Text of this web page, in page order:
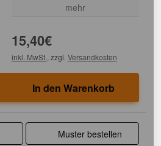
mehr
15,40€
inkl. MwSt. , zzgl. Versandkosten
In den Warenkorb
Muster bestellen